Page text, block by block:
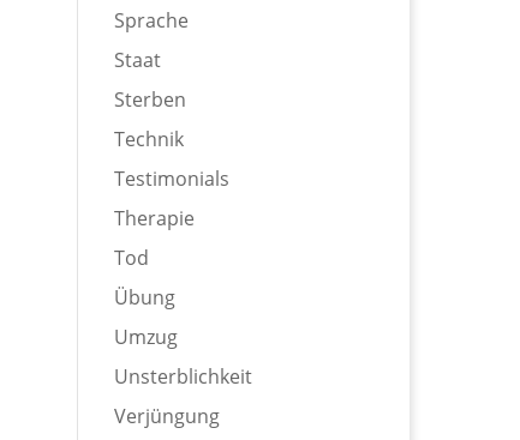
Sprache
Staat
Sterben
Technik
Testimonials
Therapie
Tod
Übung
Umzug
Unsterblichkeit
Verjüngung